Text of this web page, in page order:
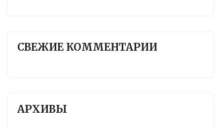
СВЕЖИЕ КОММЕНТАРИИ
АРХИВЫ